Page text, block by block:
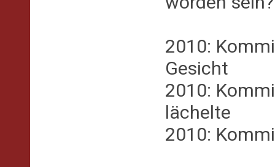
2010:
Gesicht
2010:
lächelte
2010: